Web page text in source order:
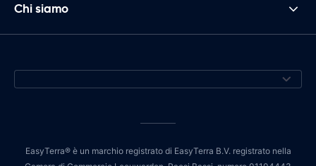
Chi siamo
EasyTerra® è un marchio registrato di EasyTerra B.V. registrato nella